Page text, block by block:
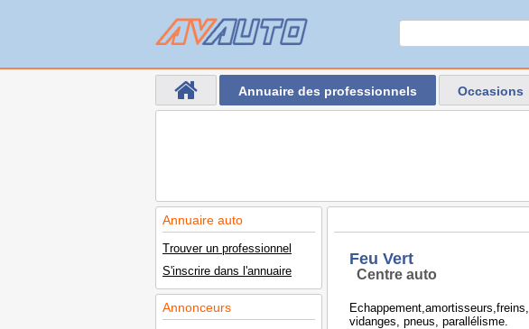
Annuaire des professionnels Occasions
Annuaire auto
Trouver un professionnel
S'inscrire dans l'annuaire
Annonceurs
Feu Vert
Centre auto
Echappement,amortisseurs,freins,
vidanges, pneus, parallélisme.